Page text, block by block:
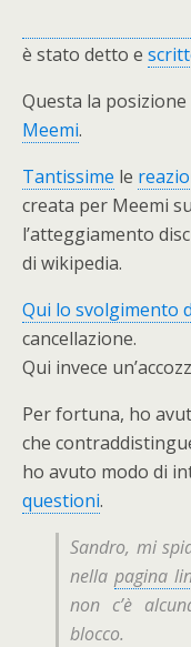
è stato detto e
Questa la
Meemi.
Tantissime le
creata per Meemi
l’atteggiamento
di wikipedia.
Qui lo svolgimento
cancellazione.
Qui invece
Per fortuna, ho
che
ho avuto modo di
questioni.
Sandro, mi
nella pagina
non c’è
blocco.